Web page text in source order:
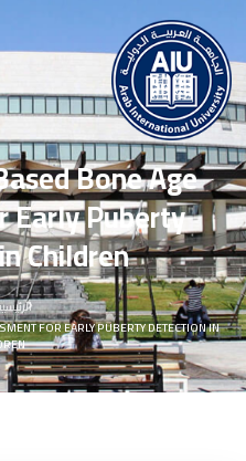
Bone Age
Early Puberty
Children
FOR EARLY PUBERTY DETECTION IN